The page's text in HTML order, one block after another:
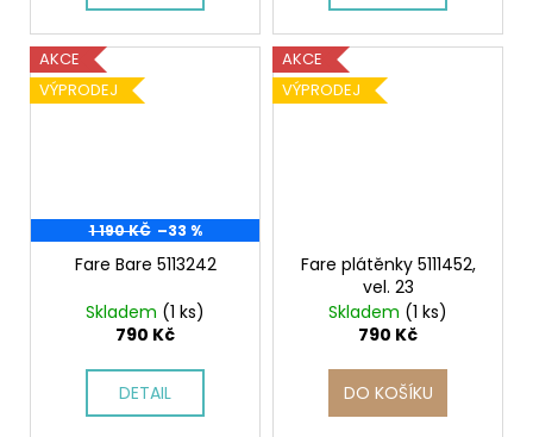
AKCE
VÝPRODEJ
1 190 KČ –33 %
Fare Bare 5113242
Skladem (1 ks)
790 Kč
DETAIL
AKCE
VÝPRODEJ
Fare plátěnky 5111452,
vel. 23
Skladem (1 ks)
790 Kč
DO KOŠÍKU